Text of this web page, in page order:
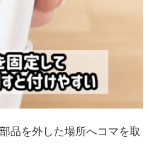
品を外した場所へコマを取